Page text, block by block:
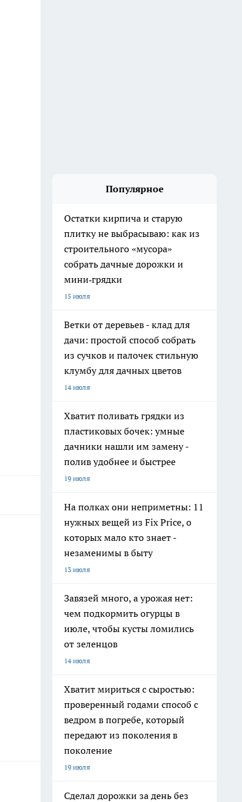
Популярное
Остатки кирпича и старую
плитку не выбрасываю: как из
строительного «мусора»
собрать дачные дорожки и
мини‑грядки
15 июля
Ветки от деревьев - клад для
дачи: простой способ собрать
из сучков и палочек стильную
клумбу для дачных цветов
14 июля
Хватит поливать грядки из
пластиковых бочек: умные
дачники нашли им замену -
полив удобнее и быстрее
19 июля
На полках они неприметны: 11
нужных вещей из Fix Price, о
которых мало кто знает -
незаменимы в быту
13 июля
Завязей много, а урожая нет:
чем подкормить огурцы в
июле, чтобы кусты ломились
от зеленцов
14 июля
Хватит мириться с сыростью:
проверенный годами способ с
ведром в погребе, который
передают из поколения в
поколение
19 июля
Сделал дорожки за день без